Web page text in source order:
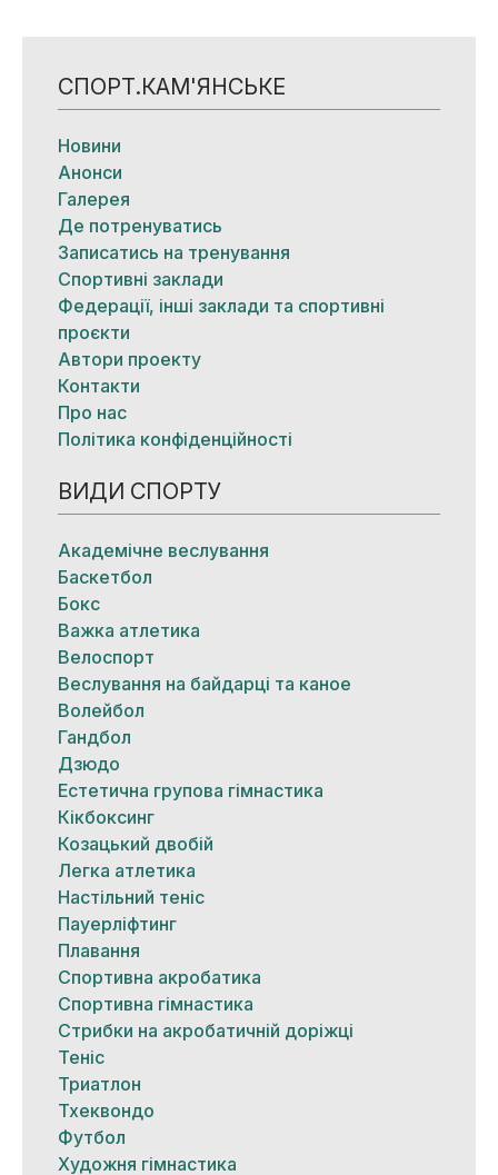
СПОРТ.КАМ'ЯНСЬКЕ
Новини
Анонси
Галерея
Де потренуватись
Записатись на тренування
Спортивні заклади
Федерації, інші заклади та спортивні
проєкти
Автори проекту
Контакти
Про нас
Політика конфіденційності
ВИДИ СПОРТУ
Академічне веслування
Баскетбол
Бокс
Важка атлетика
Велоспорт
Веслування на байдарці та каное
Волейбол
Гандбол
Дзюдо
Естетична групова гімнастика
Кікбоксинг
Козацький двобій
Легка атлетика
Настільний теніс
Пауерліфтинг
Плавання
Спортивна акробатика
Спортивна гімнастика
Стрибки на акробатичній доріжці
Теніс
Триатлон
Тхеквондо
Футбол
Художня гімнастика